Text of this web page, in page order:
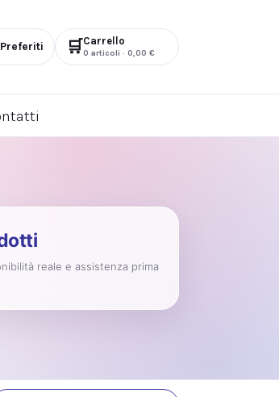
Preferiti 🛒Carrello
0 articoli · 0,00 €
reale e assistenza prima